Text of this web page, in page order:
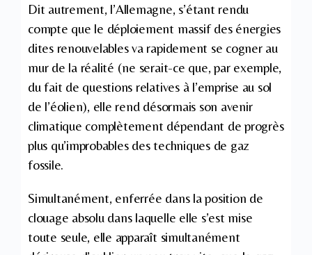
Dit autrement, l’Allemagne, s’étant rendu
compte que le déploiement massif des énergies
dites renouvelables va rapidement se cogner au
mur de la réalité (ne serait-ce que, par exemple,
du fait de questions relatives à l’emprise au sol
de l’éolien), elle rend désormais son avenir
climatique complètement dépendant de progrès
plus qu’improbables des techniques de gaz
fossile.
Simultanément, enferrée dans la position de
clouage absolu dans laquelle elle s’est mise
toute seule, elle apparaît simultanément